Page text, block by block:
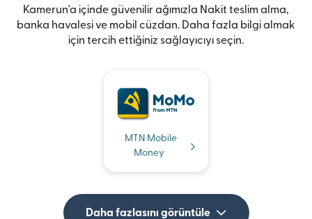
Kamerun'a içinde güvenilir ağımızla Nakit teslim alma,
banka havalesi ve mobil cüzdan. Daha fazla bilgi almak
için tercih ettiğiniz sağlayıcıyı seçin.
MTN Mobile
Money
Daha fazlasını görüntüle